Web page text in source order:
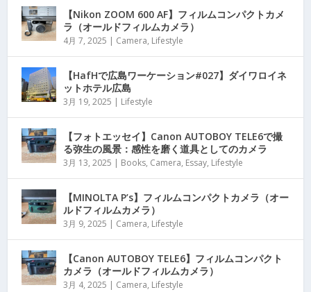
【Nikon ZOOM 600 AF】フィルムコンパクトカメ
ラ（オールドフィルムカメラ）
4月 7, 2025 | Camera, Lifestyle
【HafHで広島ワーケーション#027】ダイワロイネ
ットホテル広島
3月 19, 2025 | Lifestyle
【フォトエッセイ】Canon AUTOBOY TELE6で撮
る弥生の風景：感性を磨く道具としてのカメラ
3月 13, 2025 | Books, Camera, Essay, Lifestyle
【MINOLTA P’s】フィルムコンパクトカメラ（オー
ルドフィルムカメラ）
3月 9, 2025 | Camera, Lifestyle
【Canon AUTOBOY TELE6】フィルムコンパクト
カメラ（オールドフィルムカメラ）
3月 4, 2025 | Camera, Lifestyle